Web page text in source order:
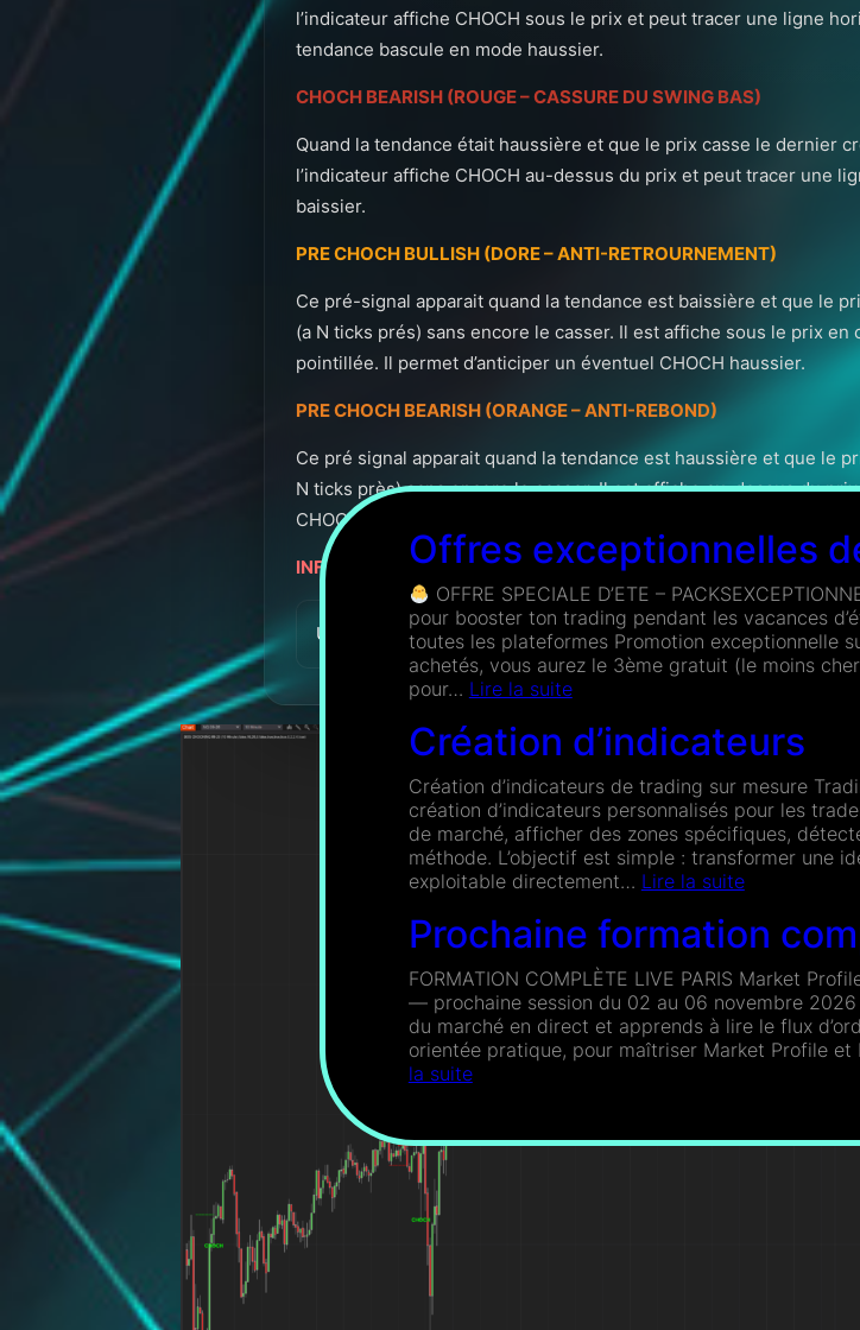
l’indicateur affiche CHOCH sous le prix et peut tracer une ligne
tendance bascule en mode haussier.
CHOCH BEARISH (ROUGE – CASSURE DU SWING BAS)
Quand la tendance était haussière et que le prix casse le dernier
l’indicateur affiche CHOCH au-dessus du prix et peut tracer une
baissier.
PRE CHOCH BULLISH (DORE – ANTI-RETROURNEMENT)
Ce pré-signal apparait quand la tendance est baissière et que le
(a N ticks prés) sans encore le casser. Il est affiche sous le prix
pointillée. Il permet d’anticiper un éventuel CHOCH haussier.
PRE CHOCH BEARISH (ORANGE – ANTI-REBOND)
Ce pré signal apparait quand la tendance est haussière et que le
N ticks près) sans encore le casser. Il est affiche au-dessus du
CHOCH baissier.
INFORMATIONS PRATIQUES
Une fois payé et l’indicateur reçu, le mettre sur un graphique et
Offres exceptionnelles
OFFRE SPECIALE D’ETE –
pour booster ton trading pendant les vacances
toutes les plateformes Promotion exceptionnelle
achetés, vous aurez le 3ème gratuit (le moins
pour… Lire la suite:
exceptionnelles
de
Pâques
Création d’indicateurs
Création d’indicateurs de trading sur mesure
création d’indicateurs personnalisés pour les
de marché, afficher des zones spécifiques,
méthode. L’objectif est simple : transformer une
exploitable directement… Lire la suite:
d’indicateurs
Prochaine formation
FORMATION COMPLÈTE LIVE PARIS Market
— prochaine session du 02 au 06 novembre
du marché en direct et apprends à lire le flux
orientée pratique, pour maîtriser Market Profile
la suite:
complète